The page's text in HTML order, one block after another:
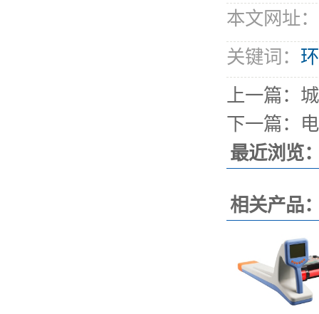
本文网址
关键词：
上一篇：
下一篇：
最近浏览
相关产品